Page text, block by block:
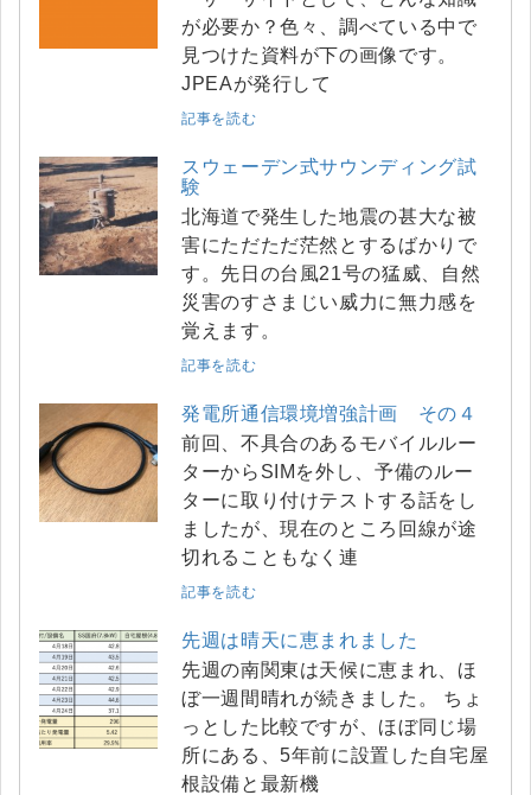
が必要か？色々、調べている中で
見つけた資料が下の画像です。
JPEAが発行して
記事を読む
スウェーデン式サウンディング試
験
北海道で発生した地震の甚大な被
害にただただ茫然とするばかりで
す。先日の台風21号の猛威、自然
災害のすさまじい威力に無力感を
覚えます。
記事を読む
発電所通信環境増強計画 その４
前回、不具合のあるモバイルルー
ターからSIMを外し、予備のルー
ターに取り付けテストする話をし
ましたが、現在のところ回線が途
切れることもなく連
記事を読む
先週は晴天に恵まれました
先週の南関東は天候に恵まれ、ほ
ぼ一週間晴れが続きました。 ちょ
っとした比較ですが、ほぼ同じ場
所にある、5年前に設置した自宅屋
根設備と最新機